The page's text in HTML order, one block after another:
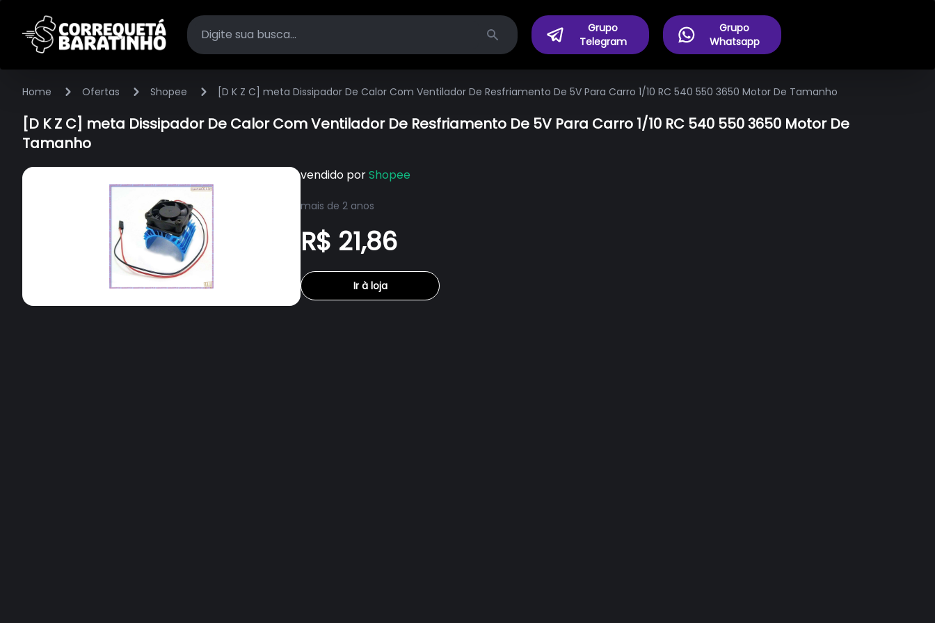
Search
Grupo
Telegram
Grupo
Whatsapp
Home Ofertas Shopee [D K Z C] meta Dissipador De Calor Com Ventilador De Resfriamento De 5V Para Carro 1/10 RC 540 550 3650 Motor De Tamanho
[D K Z C] meta Dissipador De Calor Com Ventilador De Resfriamento De 5V Para Carro 1/10 RC 540 550 3650 Motor De
Tamanho
vendido porShopee
mais de 2 anos
R$ 21,86
Ir à loja